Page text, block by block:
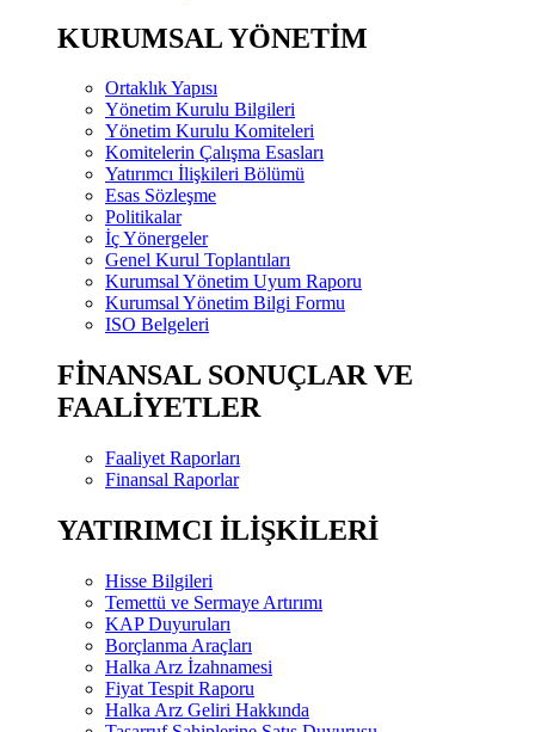
KURUMSAL YÖNETİM
Ortaklık Yapısı
Yönetim Kurulu Bilgileri
Yönetim Kurulu Komiteleri
Komitelerin Çalışma Esasları
Yatırımcı İlişkileri Bölümü
Esas Sözleşme
Politikalar
İç Yönergeler
Genel Kurul Toplantıları
Kurumsal Yönetim Uyum Raporu
Kurumsal Yönetim Bilgi Formu
ISO Belgeleri
FİNANSAL SONUÇLAR VE
FAALİYETLER
Faaliyet Raporları
Finansal Raporlar
YATIRIMCI İLİŞKİLERİ
Hisse Bilgileri
Temettü ve Sermaye Artırımı
KAP Duyuruları
Borçlanma Araçları
Halka Arz İzahnamesi
Fiyat Tespit Raporu
Halka Arz Geliri Hakkında